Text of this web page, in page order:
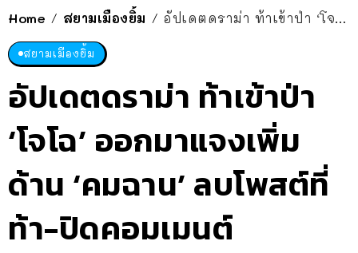
Home / สยามเมืองยิ้ม / อัปเดตดราม่า ท้าเข้าป่า ‘โจโฉ’ ออกมาแจงเพิ่ม ด้าน ‘คมฉาน’ ลบโพสต์ที่ท้า-ปิดคอมเมนต์
สยามเมืองยิ้ม
อัปเดตดราม่า ท้าเข้าป่า
‘โจโฉ’ ออกมาแจงเพิ่ม
ด้าน ‘คมฉาน’ ลบโพสต์ที่
ท้า-ปิดคอมเมนต์